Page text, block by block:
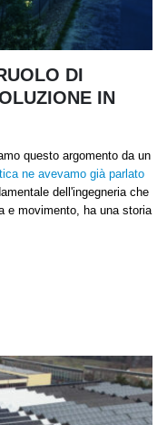
DI
IN
questo argomento da un
ne avevamo già parlato
dell'ingegneria che
e movimento, ha una storia